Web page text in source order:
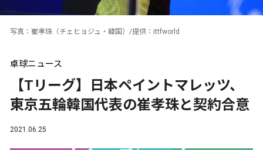
写真：崔孝珠（チェヒョジュ・韓国）/提供：ittfworld
卓球ニュース
【Tリーグ】日本ペイントマレッツ、
東京五輪韓国代表の崔孝珠と契約合意
2021.06.25